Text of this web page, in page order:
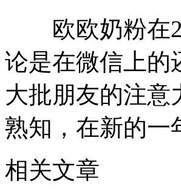
欧欧奶粉在
论是在微信上的
大批朋友的注意
熟知，在新的一
相关文章